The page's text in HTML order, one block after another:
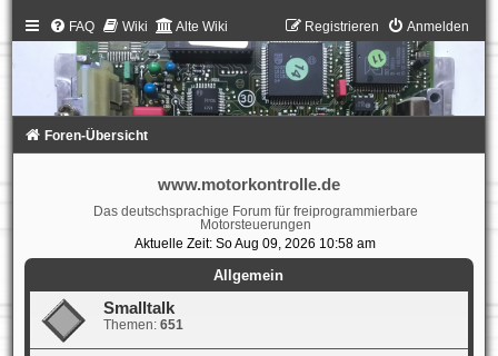
FAQ Wiki Alte Wiki Anmelden
Registrieren
Foren-Übersicht
www.motorkontrolle.de
Das deutschsprachige Forum für freiprogrammierbare
Motorsteuerungen
Aktuelle Zeit: So Aug 09, 2026 10:58 am
Allgemein
Smalltalk
Themen: 651